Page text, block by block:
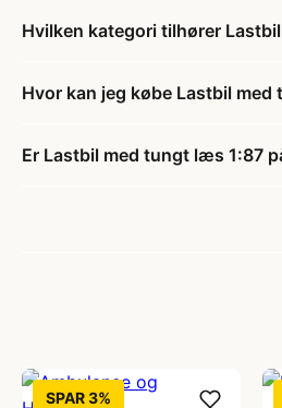
Hvilken kategori tilhører
Hvor kan jeg købe Lastbil
Er Lastbil med tungt læs 1:87
SPAR 3%